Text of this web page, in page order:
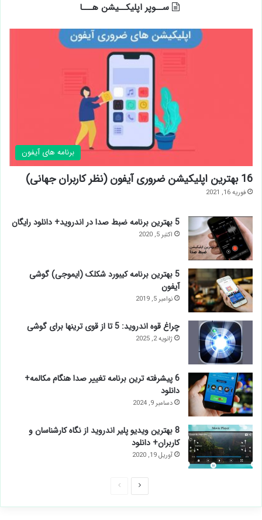
ســوپر اپلیکــیشن هـــا
برنامه های آیفون
16 بهترین اپلیکیشن ضروری آیفون (نظر کاربران جهانی)
فوریه 16, 2021
5 بهترین برنامه ضبط صدا در اندروید+ دانلود رایگان
اکتبر 5, 2020
5 بهترین برنامه کیبورد شکلک (ایموجی) گوشی
آیفون
نوامبر 5, 2019
چراغ قوه اندروید: 5 تا از قوی ترینها برای گوشی
ژانویه 2, 2025
6 پیشرفته ترین برنامه تغییر صدا هنگام مکالمه+
دانلود
دسامبر 9, 2024
8 بهترین ویدیو پلیر اندروید از نگاه کارشناسان و
کاربران+ دانلود
آوریل 19, 2020
صفحه
صفحه